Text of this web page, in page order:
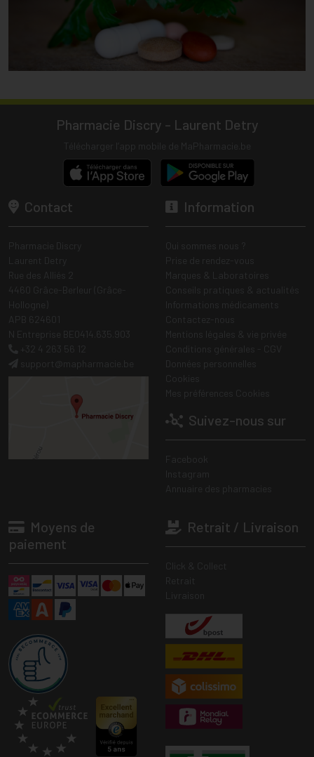
Pharmacie Discry - Laurent Detry
Contact Information
Suivez-nous sur
Moyens de
paiement
Retrait / Livraison